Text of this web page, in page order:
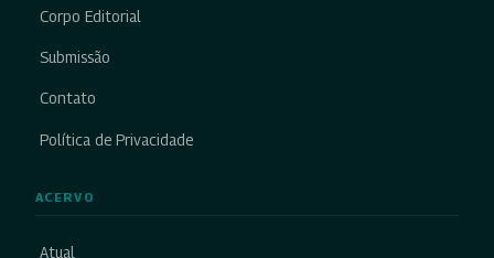
Corpo Editorial
Submissão
Contato
Política de Privacidade
ACERVO
Atual